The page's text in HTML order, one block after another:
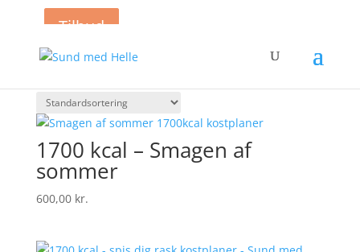
Forside/Varer/ Side 5
1700 kcal – Smagen af
sommer
600,00 kr.
Tilbud
Tilbud